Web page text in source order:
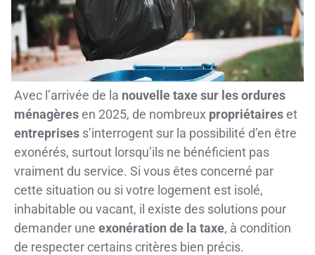
Avec l’arrivée de la nouvelle taxe sur les ordures
ménagèresen 2025, de nombreux propriétaireset
entreprises s’interrogent sur la possibilité d’en être
exonérés, surtout lorsqu’ils ne bénéficient pas
vraiment du service. Si vous êtes concerné par
cette situation ou si votre logement est isolé,
inhabitable ou vacant, il existe des solutions pour
demander une exonération de la taxe, à condition
de respecter certains critères bien précis.